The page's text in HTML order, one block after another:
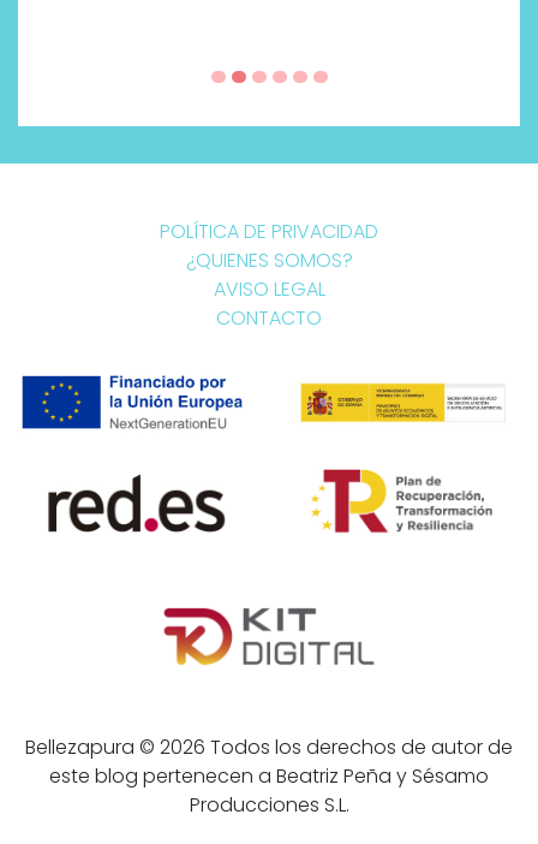
POLÍTICA DE PRIVACIDAD
¿QUIENES SOMOS?
AVISO LEGAL
CONTACTO
Bellezapura © 2026 Todos los derechos de autor de
este blog pertenecen a Beatriz Peña y Sésamo
Producciones S.L.